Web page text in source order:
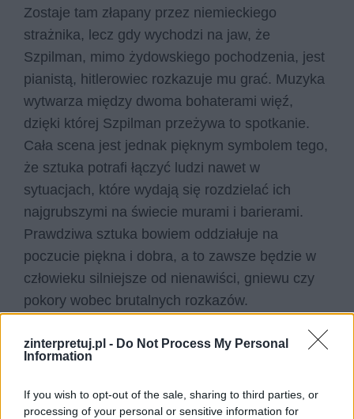
zinterpretuj.pl - Do Not Process My Personal
Information
If you wish to opt-out of the sale, sharing to third parties, or
processing of your personal or sensitive information for
Zostaje tam złapany przez niemieckiego
strażnika, lecz gdy wychodzi na jaw, że
Szpilman, mimo żydowskiego pochodzenia, jest
pianistą, hitlerowiec rozkazuje mu grać. Muzyka
wytwarza między dwoma bohaterami więź,
dzięki której Szpilman przeżywa to spotkanie.
Cała scena jest jednak pięknym symbolem tego,
że sztuka potrafi łączyć ludzi nawet w
sytuacjach, które wydają się rozdzielać ich
najgrubszymi na świecie murami i barierami.
Prawdziwa sztuka bowiem oddziałuje na
poczucie piękna i dobra, a to zawsze będzie w
człowieku silniejsze od nienawiści, gniewu czy
pokory wobec brutalnych rozkazów.
Sztuka miała niebagatelny wpływ na rozwój
ludzkości. Nie tylko upiększa nam czas wolny,
emocjonalnych, potrafi być gestem poparcia lub